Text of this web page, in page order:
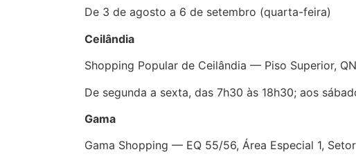
De 3 de agosto a 6 de setembro (quarta-feira)
Ceilândia
Shopping Popular de Ceilândia — Piso Superior,
De segunda a sexta, das 7h30 às 18h30; aos
Gama
Gama Shopping — EQ 55/56, Área Especial 1,